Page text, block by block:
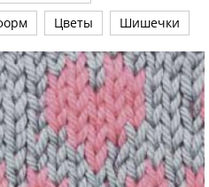
Цветы Шишечки